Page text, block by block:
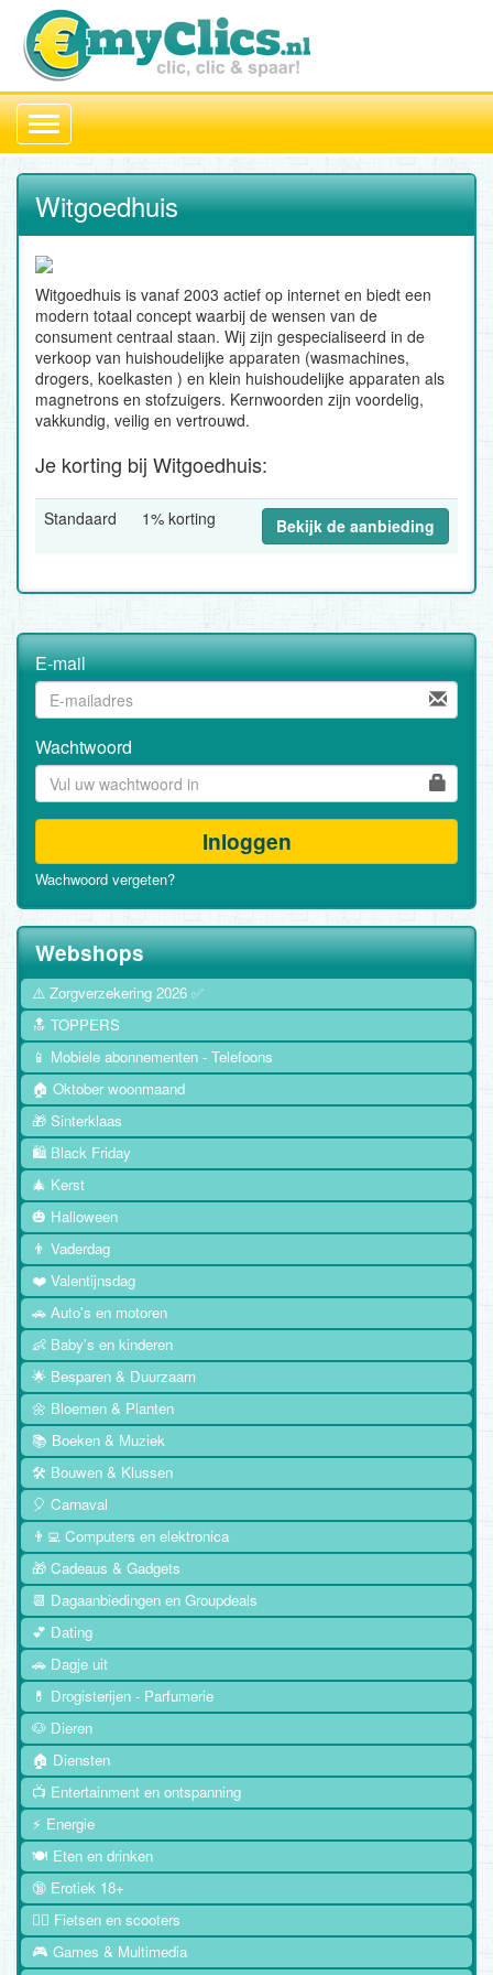
Toggle
navigation
Witgoedhuis
Witgoedhuis is vanaf 2003 actief op internet en biedt een
modern totaal concept waarbij de wensen van de
consument centraal staan. Wij zijn gespecialiseerd in de
verkoop van huishoudelijke apparaten (wasmachines,
drogers, koelkasten ) en klein huishoudelijke apparaten als
magnetrons en stofzuigers. Kernwoorden zijn voordelig,
vakkundig, veilig en vertrouwd.
Je korting bij Witgoedhuis:
Standaard 1% korting Bekijk de aanbieding
E-mail
Wachtwoord
Inloggen
Wachwoord vergeten?
Webshops
⚠️ Zorgverzekering 2026 ✅
🔝 TOPPERS
📱 Mobiele abonnementen - Telefoons
🏠 Oktober woonmaand
🎁 Sinterklaas
🛍️ Black Friday
🎄 Kerst
🎃 Halloween
👨 Vaderdag
❤️ Valentijnsdag
🚗 Auto's en motoren
👶 Baby's en kinderen
🌟 Besparen & Duurzaam
🌼 Bloemen & Planten
📚 Boeken & Muziek
🛠️ Bouwen & Klussen
🎈 Carnaval
👨‍💻 Computers en elektronica
🎁 Cadeaus & Gadgets
📆 Dagaanbiedingen en Groupdeals
💕 Dating
🚗 Dagje uit
💊 Drogisterijen - Parfumerie
🐶 Dieren
🏠 Diensten
📺 Entertainment en ontspanning
⚡ Energie
🍽️ Eten en drinken
🔞 Erotiek 18+
🚴‍♂️ Fietsen en scooters
🎮 Games & Multimedia